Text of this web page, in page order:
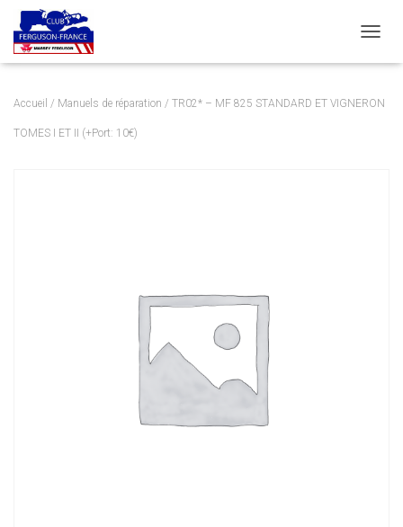
Accueil / Manuels de réparation / TR02* – MF 825 STANDARD ET VIGNERON
TOMES I ET II (+Port: 10€)